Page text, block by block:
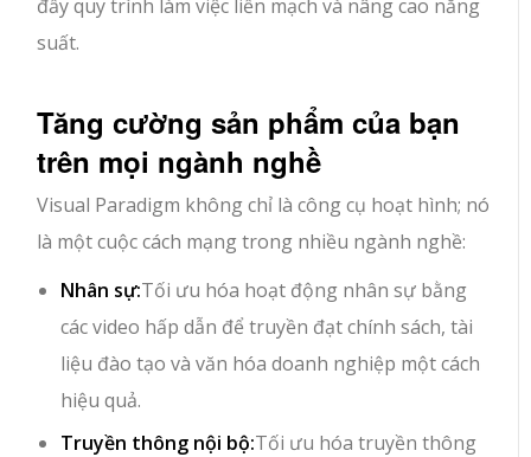
đẩy quy trình làm việc liền mạch và nâng cao năng
suất.
Tăng cường sản phẩm của bạn
trên mọi ngành nghề
Visual Paradigm không chỉ là công cụ hoạt hình; nó
là một cuộc cách mạng trong nhiều ngành nghề:
Nhân sự:Tối ưu hóa hoạt động nhân sự bằng
các video hấp dẫn để truyền đạt chính sách, tài
liệu đào tạo và văn hóa doanh nghiệp một cách
hiệu quả.
Truyền thông nội bộ:Tối ưu hóa truyền thông